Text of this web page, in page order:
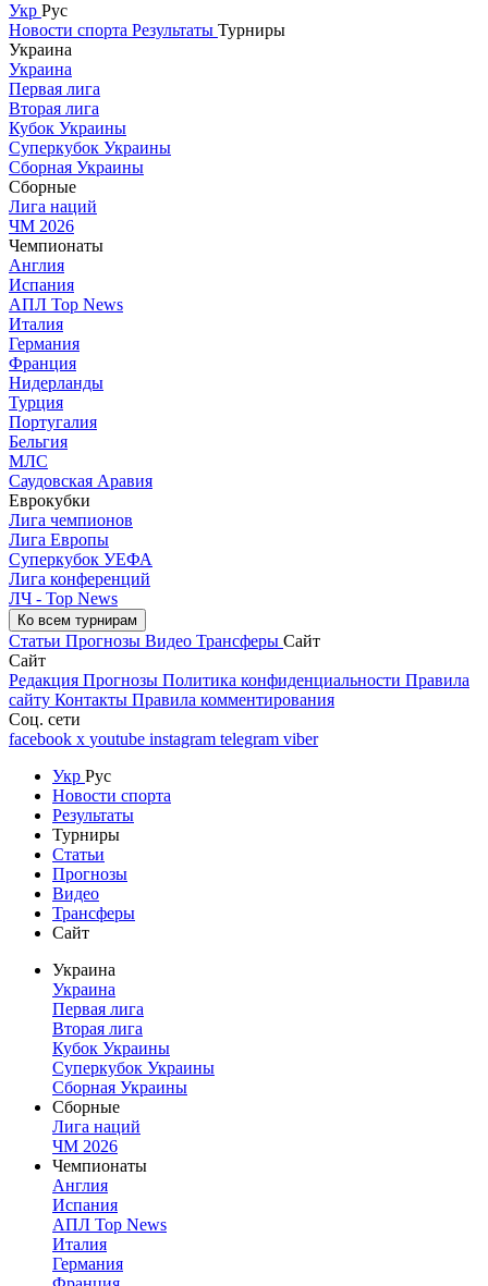
Укр Рус
Новости спорта Результаты Турниры
Украина
Украина
Первая лига
Вторая лига
Кубок Украины
Суперкубок Украины
Сборная Украины
Сборные
Лига наций
ЧМ 2026
Чемпионаты
Англия
Испания
АПЛ Top News
Италия
Германия
Франция
Нидерланды
Турция
Португалия
Бельгия
МЛС
Саудовская Аравия
Еврокубки
Лига чемпионов
Лига Европы
Суперкубок УЕФА
Лига конференций
ЛЧ - Top News
Ко всем турнирам
Статьи Прогнозы Видео Трансферы Сайт
Сайт
Редакция Прогнозы Политика конфиденциальности Правила
сайту Контакты Правила комментирования
Соц. сети
facebook x youtube instagram telegram viber
Укр Рус
Новости спорта
Результаты
Турниры
Статьи
Прогнозы
Видео
Трансферы
Сайт
Украина
Украина
Первая лига
Вторая лига
Кубок Украины
Суперкубок Украины
Сборная Украины
Сборные
Лига наций
ЧМ 2026
Чемпионаты
Англия
Испания
АПЛ Top News
Италия
Германия